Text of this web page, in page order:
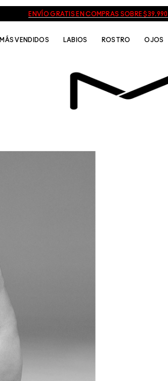
ENVÍO GRATIS EN COMPRAS SOBRE $39.990
MÁS VENDIDOS LABIOS ROSTRO OJOS